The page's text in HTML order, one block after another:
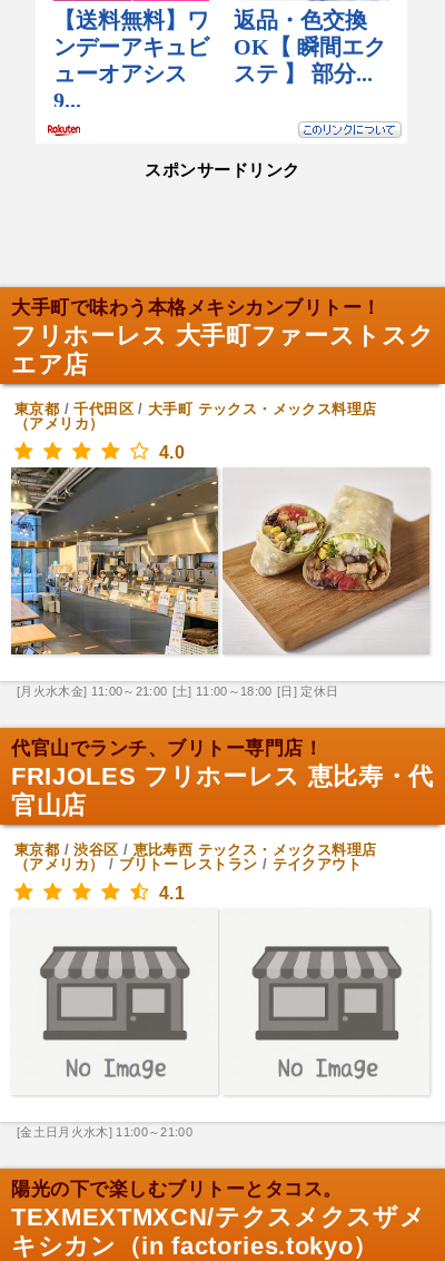
スポンサードリンク
大手町で味わう本格メキシカンブリトー！
フリホーレス 大手町ファーストスク
エア店
東京都 /千代田区/大手町 テックス・メックス料理店
（アメリカ）
4.0
[月火水木金] 11:00～21:00 [土] 11:00～18:00 [日] 定休日
代官山でランチ、ブリトー専門店！
FRIJOLES フリホーレス 恵比寿・代
官山店
東京都 /渋谷区 / 恵比寿西 テックス・メックス料理店
（アメリカ）
/ ブリトー レストラン / テイクアウト
4.1
[金土日月火水木] 11:00～21:00
陽光の下で楽しむブリトーとタコス。
TEXMEXTMXCN/テクスメクスザメ
キシカン（in factories.tokyo）